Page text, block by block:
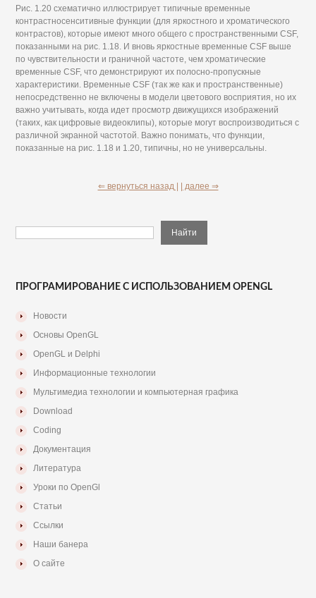
Рис. 1.20 схематично иллюстрирует типичные временные
контрастносенситивные функции (для яркостного и хроматического
контрастов), которые имеют много общего с пространственными CSF,
показанными на рис. 1.18. И вновь яркостные временные CSF выше
по чувствительности и граничной частоте, чем хроматические
временные CSF, что демонстрируют их полосно-пропускные
характеристики. Временные CSF (так же как и пространственные)
непосредственно не включены в модели цветового восприятия, но их
важно учитывать, когда идет просмотр движущихся изображений
(таких, как цифровые видеоклипы), которые могут воспроизводиться с
различной экранной частотой. Важно понимать, что функции,
показанные на рис. 1.18 и 1.20, типичны, но не универсальны.
⇐ вернуться назад | | далее ⇒
ПРОГРАМИРОВАНИЕ С ИСПОЛЬЗОВАНИЕМ OPENGL
Новости
Основы OpenGL
OpenGL и Delphi
Информационные технологии
Мультимедиа технологии и компьютерная графика
Download
Coding
Документация
Литература
Уроки по OpenGl
Статьи
Ссылки
Наши банера
О сайте